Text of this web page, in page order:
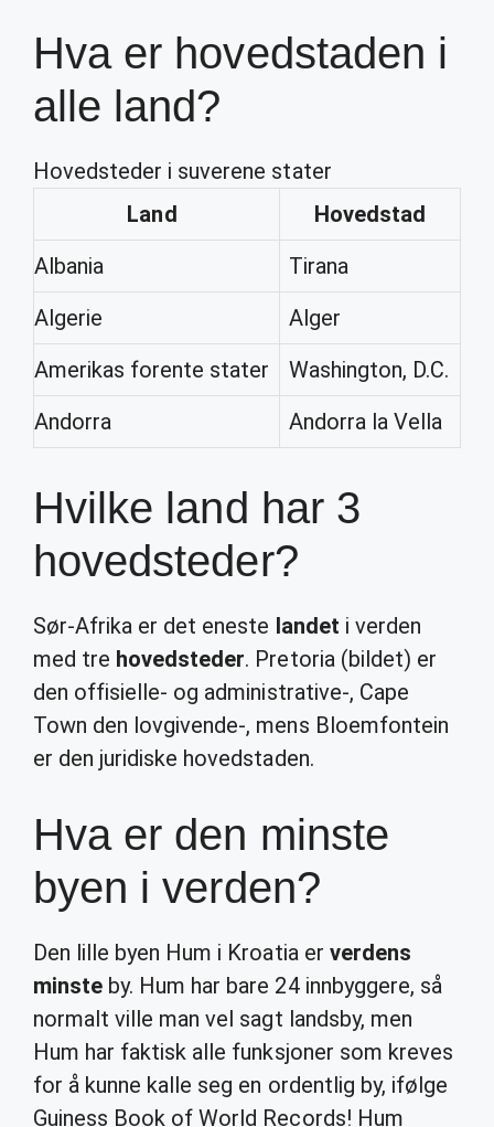
Hva er hovedstaden i
alle land?
Hovedsteder i suverene stater
Land
Hovedstad
Albania
Tirana
Algerie
Alger
Amerikas forente stater
Washington, D.C.
Andorra
Andorra la Vella
Hvilke land har 3
hovedsteder?
Sør-Afrika er det eneste landet i verden
med tre hovedsteder. Pretoria (bildet) er
den offisielle- og administrative-, Cape
Town den lovgivende-, mens Bloemfontein
er den juridiske hovedstaden.
Hva er den minste
byen i verden?
Den lille byen Hum i Kroatia er verdens
minste by. Hum har bare 24 innbyggere, så
normalt ville man vel sagt landsby, men
Hum har faktisk alle funksjoner som kreves
for å kunne kalle seg en ordentlig by, ifølge
Guiness Book of World Records! Hum